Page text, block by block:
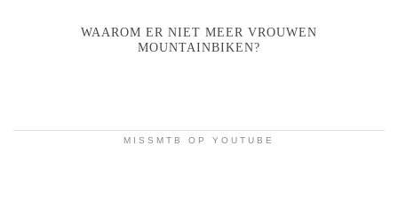
WAAROM ER NIET MEER VROUWEN
MOUNTAINBIKEN?
MISSMTB OP YOUTUBE